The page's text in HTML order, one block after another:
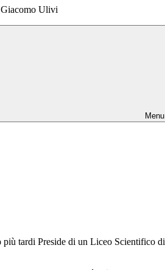
Ulivi
tardi Preside di un Liceo Scientifico